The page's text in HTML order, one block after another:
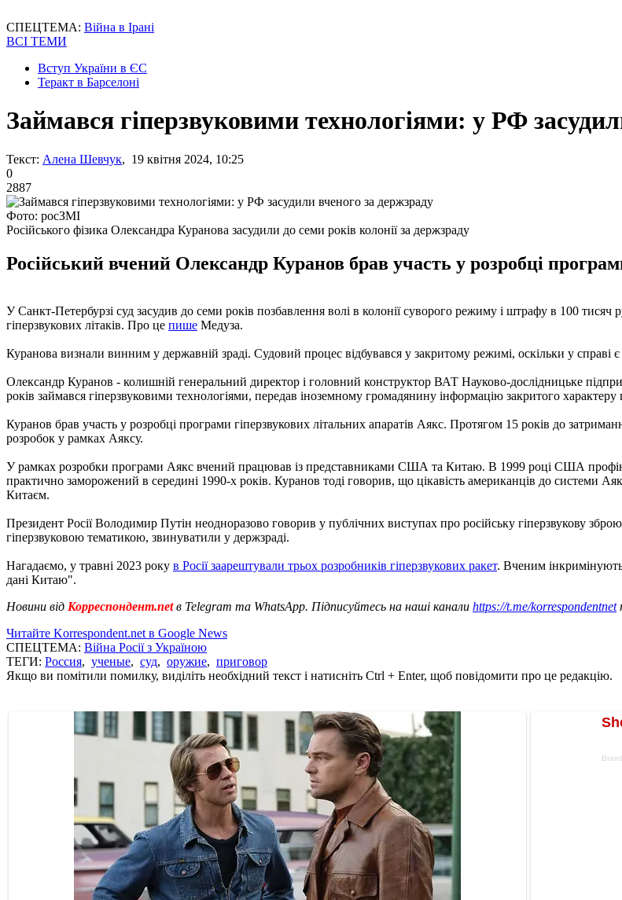
СПЕЦТЕМА: Війна в Ірані
ВСІ ТЕМИ
Вступ України в ЄС
Теракт в Барселоні
Займався гіперзвуковими технологіями: у РФ
Текст: Алена Шевчук, 19 квітня 2024, 10:25
0
2887
Фото: росЗМІ
Російського фізика Олександра Куранова засудили до семи років колонії за держзраду
Російський вчений Олександр Куранов брав участь у розробці
У Санкт-Петербурзі суд засудив до семи років позбавлення волі в колонії суворого режиму і штрафу в 100
гіперзвукових літаків. Про це пише Медуза.
Куранова визнали винним у державній зраді. Судовий процес відбувався у закритому режимі, оскільки у справі
Олександр Куранов - колишній генеральний директор і головний конструктор ВАТ Науково-дослідницьке
років займався гіперзвуковими технологіями, передав іноземному громадянину інформацію закритого характеру
Куранов брав участь у розробці програми гіперзвукових літальних апаратів Аякс. Протягом 15 років до
розробок у рамках Аяксу.
У рамках розробки програми Аякс вчений працював із представниками США та Китаю. В 1999 році США
практично заморожений в середині 1990-х років. Куранов тоді говорив, що цікавість американців до системи
Китаєм.
Президент Росії Володимир Путін неодноразово говорив у публічних виступах про російську гіперзвукову
гіперзвуковою тематикою, звинуватили у держзраді.
Нагадаємо, у травні 2023 року в Росії заарештували трьох розробників гіперзвукових ракет. Вченим
дані Китаю".
Новини від Корреспондент.netв Telegram та WhatsApp. Підписуйтесь на наші канали https://t.me/korrespondentnet
Читайте Korrespondent.net в Google News
СПЕЦТЕМА: Війна Росії з Україною
ТЕГИ: Россия, ученые, суд, оружие, приговор
Якщо ви помітили помилку, виділіть необхідний текст і натисніть Ctrl + Enter, щоб повідомити про це редакцію.